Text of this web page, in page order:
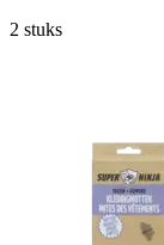
2 stuks